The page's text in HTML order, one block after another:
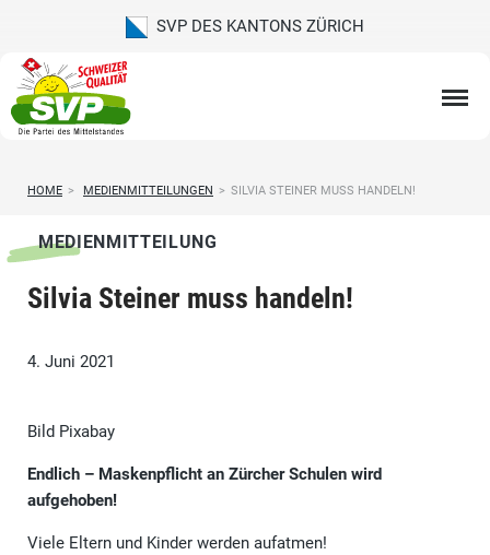
SVP DES KANTONS ZÜRICH
HOME > MEDIENMITTEILUNGEN > SILVIA STEINER MUSS HANDELN!
MEDIENMITTEILUNG
Silvia Steiner muss handeln!
4. Juni 2021
Bild Pixabay
Endlich – Maskenpflicht an Zürcher Schulen wird
aufgehoben!
Viele Eltern und Kinder werden aufatmen!